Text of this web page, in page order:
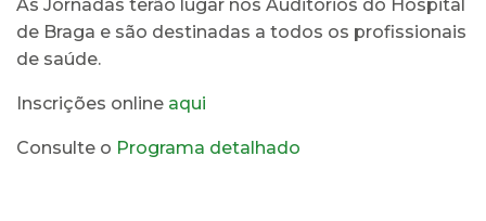
As Jornadas terão lugar nos Auditórios do Hospital
de Braga e são destinadas a todos os profissionais
de saúde.
Inscrições online aqui
Consulte o Programa detalhado